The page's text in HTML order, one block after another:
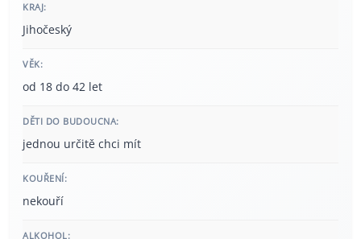
KRAJ:
Jihočeský
VĚK:
od 18 do 42 let
DĚTI DO BUDOUCNA:
jednou určitě chci mít
KOUŘENÍ:
nekouří
ALKOHOL: